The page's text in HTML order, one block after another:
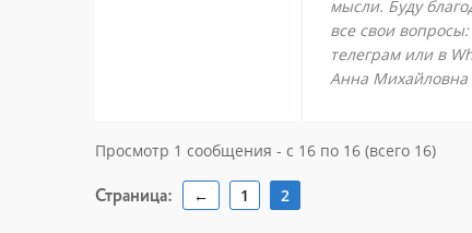
мысли. Буду
все свои
телеграм или в
Анна Михайловна
Просмотр 1 сообщения - с 16 по 16 (всего 16)
Страница: ← 1 2